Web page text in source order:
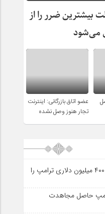
بیشترین ضرر را از
می‌شود
عضو اتاق بازرگانی: اینترنت
تجار هنوز وصل نشده
دادگاه آمریکا دستور توقف ساخت سالن ۴۰۰ میلیون دلاری ترامپ را
حاصل مجاهدت